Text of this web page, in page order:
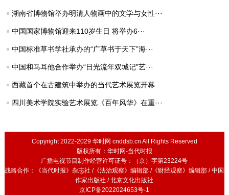
湖南省博物馆举办明清人物画中的文学与女性···
中国国家博物馆迎来110岁生日 将举办6···
中国标准草书学社承办的“广草书于天下”海···
中国和马耳他合作举办“日光流年双城记”艺···
西藏首个在古建筑中举办的当代艺术展览开幕
四川美术学院实验艺术展览《百年风华》在重···
Copyright 2022-2029 华时网 cnddsb.cn All Rights Reserved
版权所有：华时网-当代时报
广播电视节目制作经营许可证号：（京）字第23224号
战略合作：《当代时报》杂志社 /《法治观察》编辑部 /《财经观察》编辑部 / 中国
作家出版社 / 北京文化出版社
京ICP备2022024653号-1